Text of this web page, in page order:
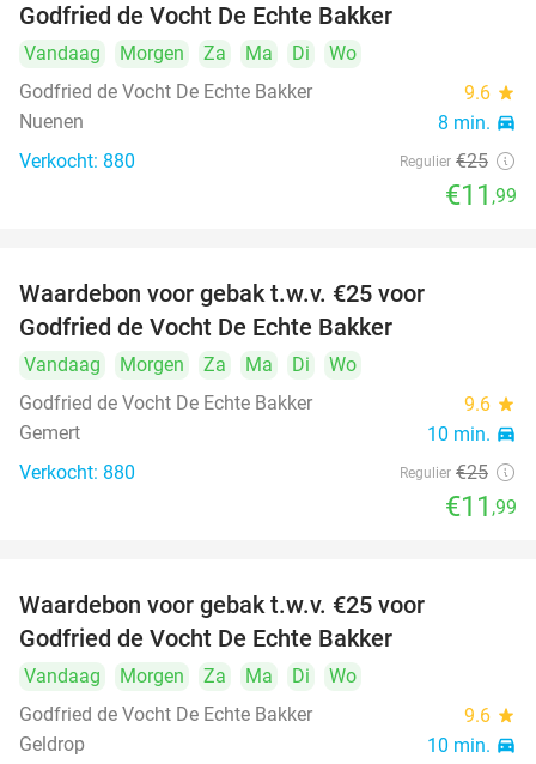
Godfried de Vocht De Echte Bakker
Vandaag Morgen Za Ma Di
Wo
Godfried de Vocht De Echte Bakker
9.6 star
Nuenen 8 min. directions_car
Verkocht: 880 Regulier €25
€11 ,99
Waardebon voor gebak t.w.v. €25 voor
Godfried de Vocht De Echte Bakker
Vandaag Morgen Za Ma Di
Wo
Godfried de Vocht De Echte Bakker
9.6 star
Gemert 10 min. directions_car
Verkocht: 880 Regulier €25
€11 ,99
Waardebon voor gebak t.w.v. €25 voor
Godfried de Vocht De Echte Bakker
Vandaag Morgen Za Ma Di
Wo
Godfried de Vocht De Echte Bakker
9.6 star
Geldrop 10 min. directions_car